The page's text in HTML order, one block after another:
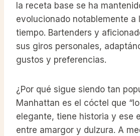
la receta base se ha
evolucionado notablemente a
tiempo. Bartenders y
sus giros personales,
gustos y preferencias.
¿Por qué sigue siendo tan
Manhattan es el cóctel que
elegante, tiene historia y ese
entre amargor y dulzura. A